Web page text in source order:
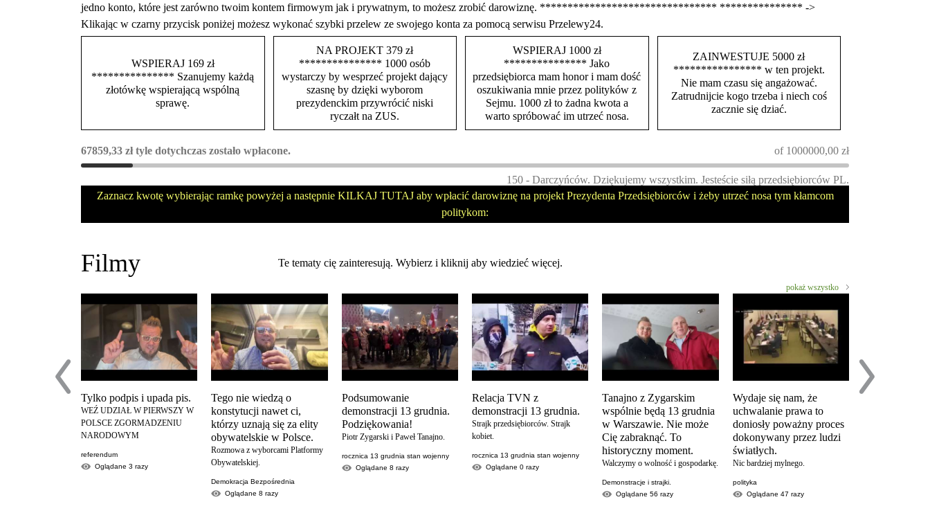
jedno konto, które jest zarówno twoim kontem firmowym jak i prywatnym, to możesz zrobić darowiznę. ******************************** *************** ->
Klikając w czarny przycisk poniżej możesz wykonać szybki przelew ze swojego konta za pomocą serwisu Przelewy24.
WSPIERAJ 169 zł
*************** Szanujemy każdą
złotówkę wspierającą wspólną
sprawę.
NA PROJEKT 379 zł
*************** 1000 osób
wystarczy by wesprzeć projekt dający
szasnę by dzięki wyborom
prezydenckim przywrócić niski
ryczałt na ZUS.
WSPIERAJ 1000 zł
*************** Jako
przedsiębiorca mam honor i mam dość
oszukiwania mnie przez polityków z
Sejmu. 1000 zł to żadna kwota a
warto spróbować im utrzeć nosa.
ZAINWESTUJE 5000 zł
**************** w ten projekt.
Nie mam czasu się angażować.
Zatrudnijcie kogo trzeba i niech coś
zacznie się dziać.
67859,33 zł tyle dotychczas zostało wpłacone. of 1000000,00 zł
150 - Darczyńców. Dziękujemy wszystkim. Jesteście siłą przedsiębiorców PL.
Zaznacz kwotę wybierając ramkę powyżej a następnie KILKAJ TUTAJ aby wpłacić darowiznę na projekt Prezydenta Przedsiębiorców i żeby utrzeć nosa tym kłamcom
politykom:
Filmy Te tematy cię zainteresują. Wybierz i kliknij aby wiedzieć więcej.
pokaż wszystko
Tylko podpis i upada pis.
WEŹ UDZIAŁ W PIERWSZY W
POLSCE ZGORMADZENIU
NARODOWYM
referendum
Oglądane 3 razy
Tego nie wiedzą o
konstytucji nawet ci,
którzy uznają się za elity
obywatelskie w Polsce.
Rozmowa z wyborcami Platformy
Obywatelskiej.
Demokracja Bezpośrednia
Oglądane 8razy
Podsumowanie
demonstracji 13 grudnia.
Podziękowania!
Piotr Zygarski i Paweł Tanajno.
rocznica 13 grudnia stan wojenny
Oglądane 8 razy
Relacja TVN z
demonstracji 13 grudnia.
Strajk przedsiębiorców. Strajk
kobiet.
rocznica 13 grudnia stan wojenny
Oglądane 0 razy
Tanajno z Zygarskim
wspólnie będą 13 grudnia
w Warszawie. Nie może
Cię zabraknąć. To
historyczny moment.
Walczymy o wolność i gospodarkę.
Demonstracje i strajki.
Oglądane 56razy
Wydaje się nam, że
uchwalanie prawa to
doniosły poważny proces
dokonywany przez ludzi
światłych.
Nic bardziej mylnego.
polityka
Oglądane 47 razy
Analiza